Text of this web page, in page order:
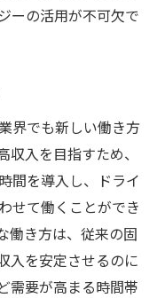
ーの活用が不可欠で
界でも新しい働き方
入を目指すため、
間を導入し、ドライ
せて働くことができ
働き方は、従来の固
入を安定させるのに
需要が高まる時間帯